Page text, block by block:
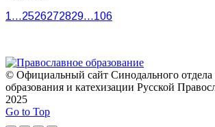
1…2526272829…106
© Официальный сайт Синодального отдела
образования и катехизации Русской
2025
Go to Top